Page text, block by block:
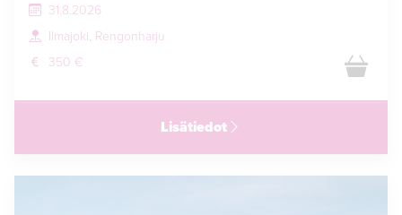
31.8.2026
Ilmajoki, Rengonharju
350 €
Lisätiedot